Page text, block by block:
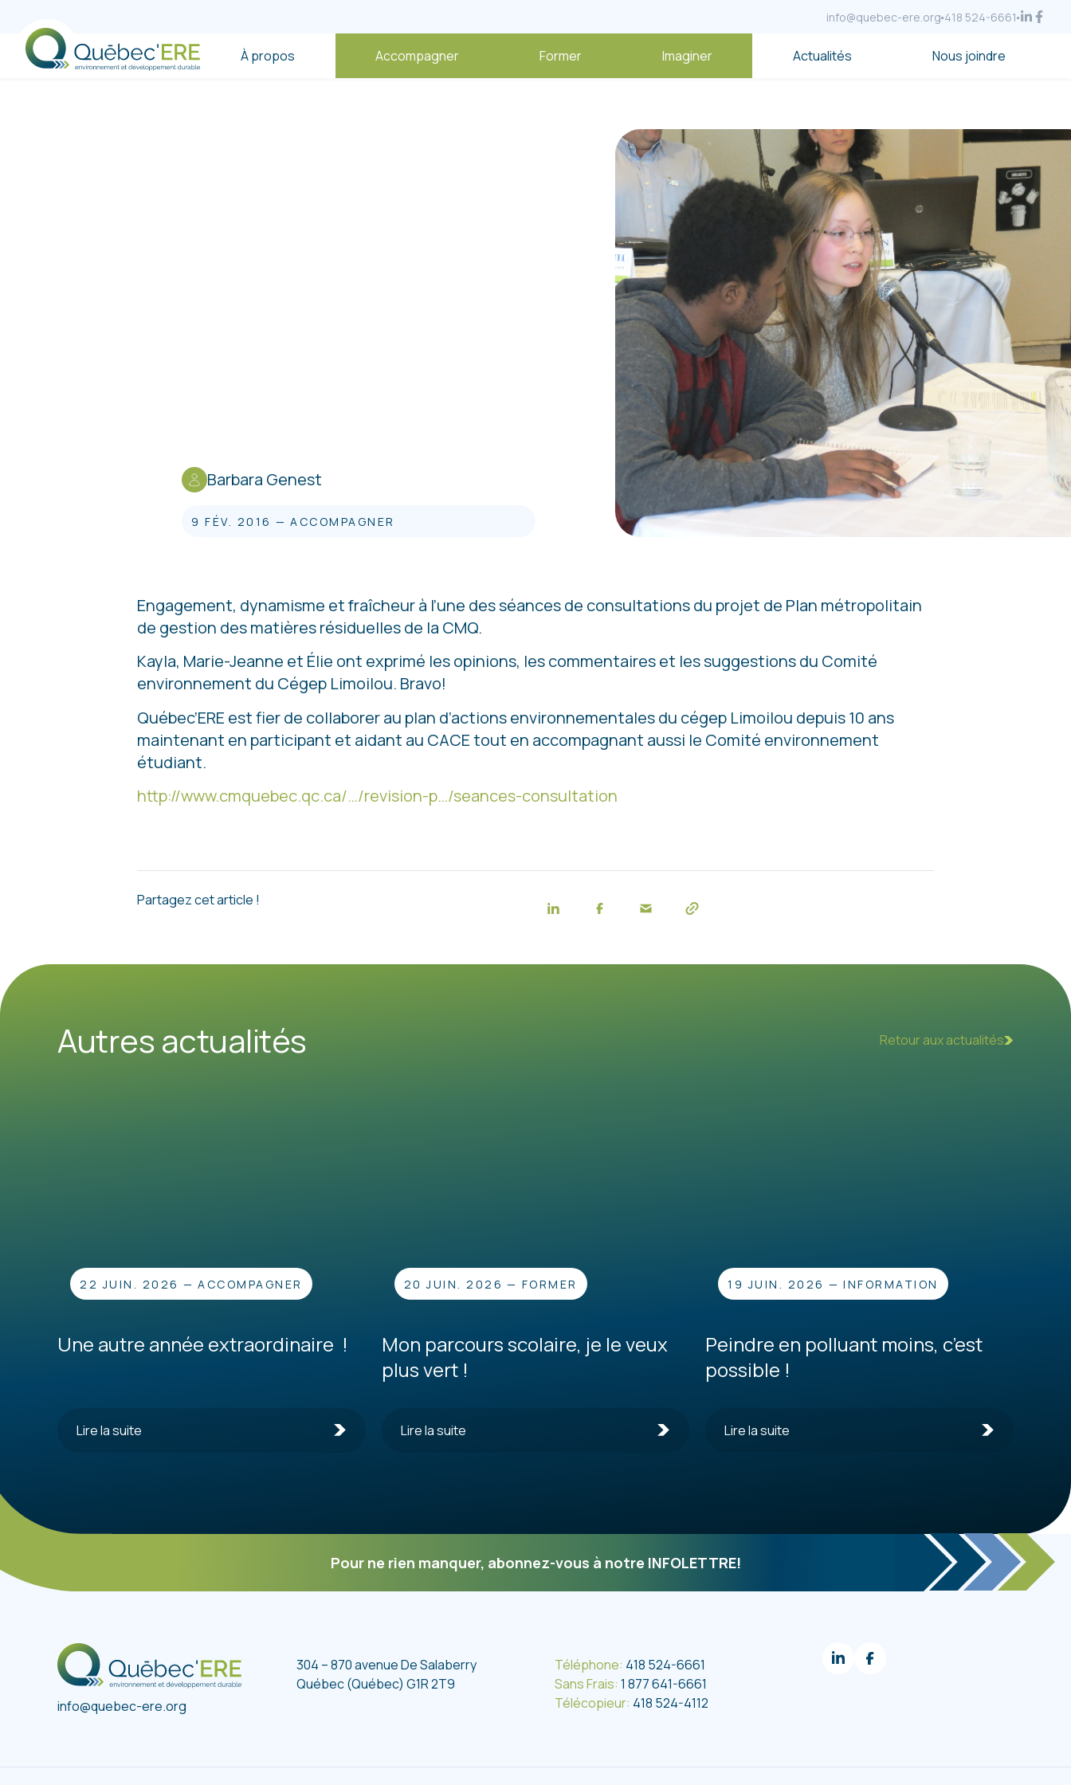
info@quebec-ere.org 418 524-6661
À propos Accompagner Former Imaginer Actualités Nous joindre
Barbara Genest
9 FÉV. 2016 — ACCOMPAGNER
Engagement, dynamisme et fraîcheur à l’une des séances de consultations du projet de Plan métropolitain
de gestion des matières résiduelles de la CMQ.
Kayla, Marie-Jeanne et Élie ont exprimé les opinions, les commentaires et les suggestions du Comité
environnement du Cégep Limoilou. Bravo!
Québec’ERE est fier de collaborer au plan d’actions environnementales du cégep Limoilou depuis 10 ans
maintenant en participant et aidant au CACE tout en accompagnant aussi le Comité environnement
étudiant.
http://www.cmquebec.qc.ca/…/revision-p…/seances-consultation
Partagez cet article !
Autres actualités Retour aux actualités
22 JUIN. 2026 — ACCOMPAGNER
Une autre année extraordinaire !
Lire la suite
20 JUIN. 2026 — FORMER
Mon parcours scolaire, je le veux
plus vert !
Lire la suite
19 JUIN. 2026 — INFORMATION
Peindre en polluant moins, c’est
possible !
Lire la suite
Pour ne rien manquer, abonnez-vous à notre INFOLETTRE!
info@quebec-ere.org
304 – 870 avenue De Salaberry
Québec (Québec) G1R 2T9
Téléphone: 418 524-6661
Sans Frais: 1 877 641-6661
Télécopieur: 418 524-4112